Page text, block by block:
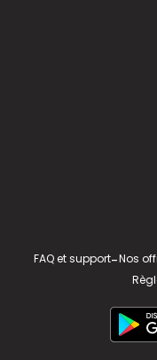
FAQ et support-Nos